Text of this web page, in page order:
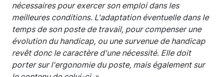
nécessaires pour exercer son emploi dans les
meilleures conditions. L'adaptation éventuelle dans le
temps de son poste de travail, pour compenser une
évolution du handicap, ou une survenue de handicap
revêt donc le caractère d'une nécessité. Elle doit
porter sur l'ergonomie du poste, mais également sur